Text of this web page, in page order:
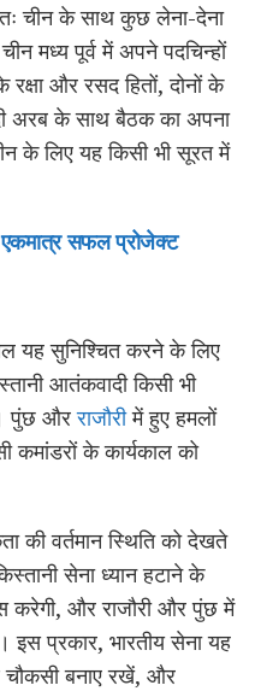
चीन के साथ कुछ लेना-देना
मध्य पूर्व में अपने पदचिन्हों
और रसद हितों, दोनों के
अरब के साथ बैठक का अपना
के लिए यह किसी भी सूरत में
एकमात्र सफल प्रोजेक्ट
यह सुनिश्चित करने के लिए
आतंकवादी किसी भी
पुंछ औरराजौरीमें हुए हमलों
कमांडरों के कार्यकाल को
की वर्तमान स्थिति को देखते
सेना ध्यान हटाने के
करेगी, और राजौरी और पुंछ में
प्रकार, भारतीय सेना यह
चौकसी बनाए रखें, और